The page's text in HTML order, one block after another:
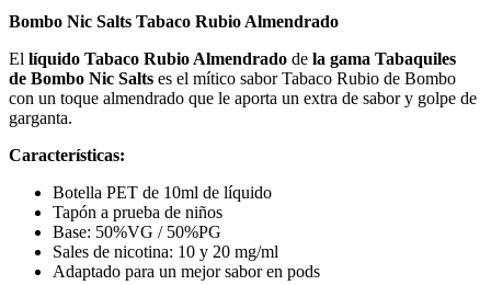
Bombo Nic Salts Tabaco Rubio Almendrado
El líquido Tabaco Rubio Almendrado de la gama Tabaquiles
de Bombo Nic Salts es el mítico sabor Tabaco Rubio de Bombo
con un toque almendrado que le aporta un extra de sabor y golpe de
garganta.
Características:
Botella PET de 10ml de líquido
Tapón a prueba de niños
Base: 50%VG / 50%PG
Sales de nicotina: 10 y 20 mg/ml
Adaptado para un mejor sabor en pods